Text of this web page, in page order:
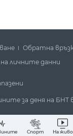
Спорт На живо
Обратна
личните данни
за деня на